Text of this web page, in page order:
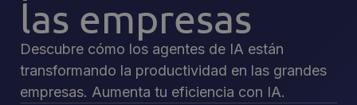
las empresas
Descubre cómo los agentes de IA están
transformando la productividad en las grandes
empresas. Aumenta tu eficiencia con IA.